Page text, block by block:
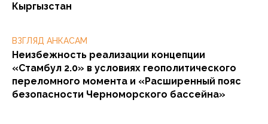
Кыргызстан
ВЗГЛЯД АНКАСАМ
Неизбежность реализации концепции
«Стамбул 2.0» в условиях геополитического
переломного момента и «Расширенный пояс
безопасности Черноморского бассейна»